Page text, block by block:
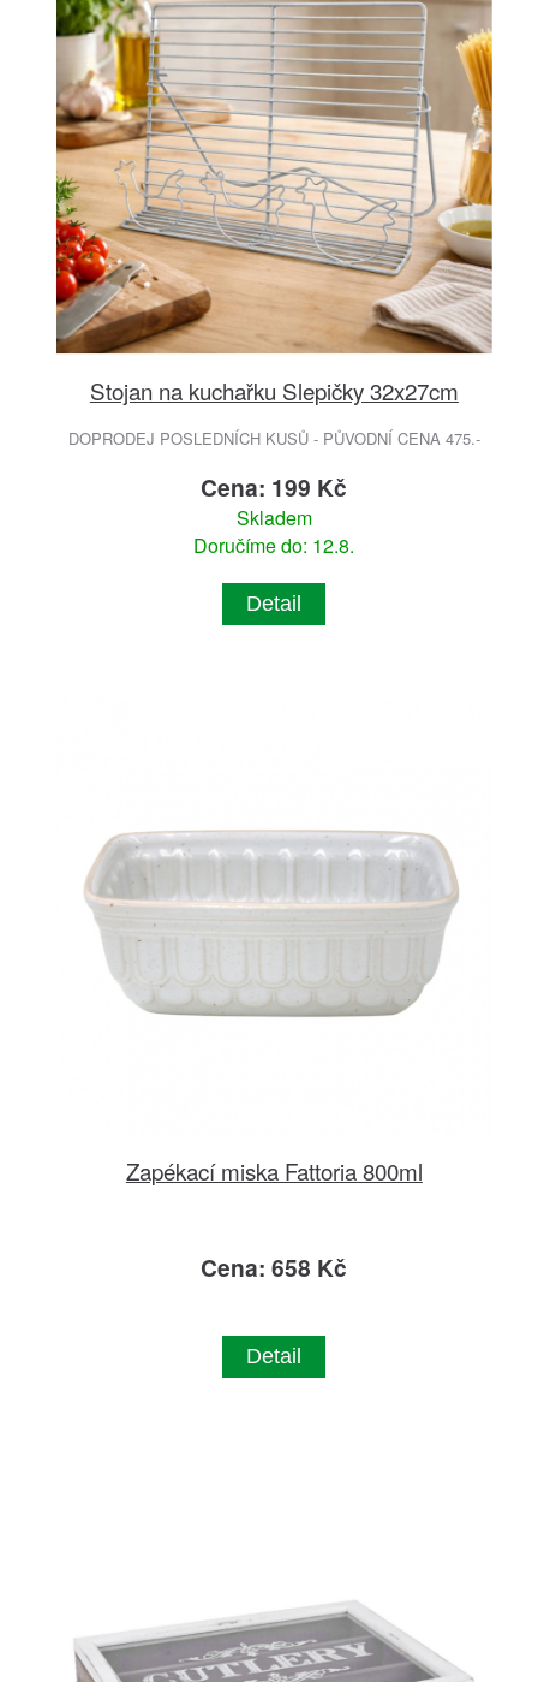
Stojan na kuchařku Slepičky 32x27cm
DOPRODEJ POSLEDNÍCH KUSŮ - PŮVODNÍ CENA 475.-
Cena: 199 Kč
Skladem
Doručíme do: 12.8.
Detail
Zapékací miska Fattoria 800ml
Cena: 658 Kč
Detail